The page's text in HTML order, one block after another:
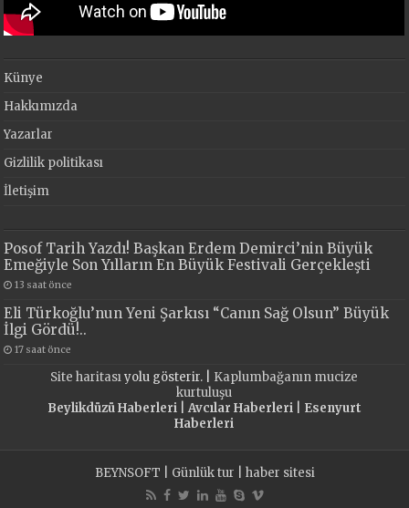
Künye
Hakkımızda
Yazarlar
Gizlilik politikası
İletişim
Posof Tarih Yazdı! Başkan Erdem Demirci’nin Büyük
Emeğiyle Son Yılların En Büyük Festivali Gerçekleşti
13 saat önce
Eli Türkoğlu’nun Yeni Şarkısı “Canın Sağ Olsun” Büyük
İlgi Gördü!..
17 saat önce
Site haritasıyolu gösterir. | Kaplumbağanın mucize
kurtuluşu
Beylikdüzü Haberleri| Avcılar Haberleri| Esenyurt
Haberleri
BEYNSOFT Günlük tur haber sitesi